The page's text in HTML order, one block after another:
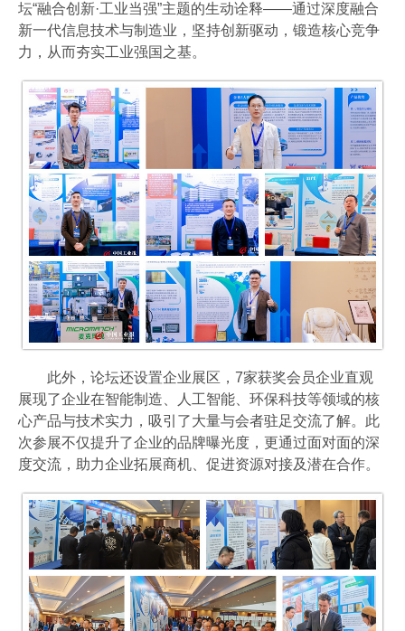
坛“融合创新·工业当强”主题的生动诠释——通过深度融合
新一代信息技术与制造业，坚持创新驱动，锻造核心竞争
力，从而夯实工业强国之基。
此外，论坛还设置企业展区，7家获奖会员企业直观
展现了企业在智能制造、人工智能、环保科技等领域的核
心产品与技术实力，吸引了大量与会者驻足交流了解。此
次参展不仅提升了企业的品牌曝光度，更通过面对面的深
度交流，助力企业拓展商机、促进资源对接及潜在合作。